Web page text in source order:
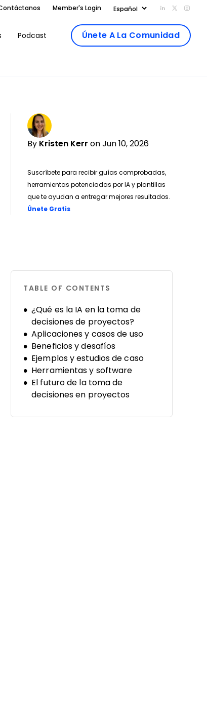
Member's Login Add us on
Follow
Podcast Únete A La Comunidad
By Kristen Kerr on Jun 10, 2026
Suscríbete para recibir guías comprobadas,
herramientas potenciadas por IA y plantillas
que te ayudan a entregar mejores resultados.
Únete GratisOpens new window
TABLE OF CONTENTS
¿Qué es la IA en la toma de
decisiones de proyectos?
Aplicaciones y casos de uso
Beneficios y desafíos
Ejemplos y estudios de caso
Herramientas y software
El futuro de la toma de
decisiones en proyectos